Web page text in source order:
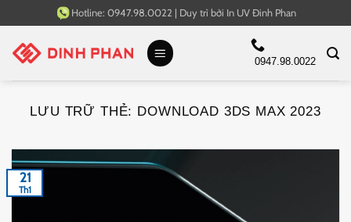
qua
nội
Hotline: 0947.98.0022 | Duy trì bởi In UV Đinh Phan
0947.98.0022
LƯU TRỮ THẺ: DOWNLOAD 3DS MAX 2023
21
Th1